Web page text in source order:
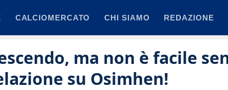
CALCIOMERCATO CHI SIAMO REDAZIONE
ma non è facile
su Osimhen!